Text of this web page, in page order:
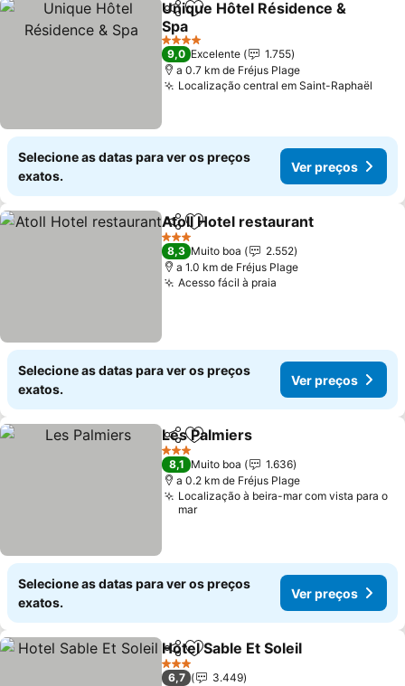
PartilharAdicionar aos favoritos
Unique Hôtel Résidence &
Spa
Ver preços
4 Estrelas
9,0 Excelente
1.755
a 0.7 km de Fréjus Plage
Localização central em Saint-Raphaël
Selecione as datas para ver os preços
exatos.
Ver preços
PartilharAdicionar aos favoritos
Atoll Hotel restaurant
3 Estrelas
8,3 Muito boa
2.552
a 1.0 km de Fréjus Plage
Acesso fácil à praia
Selecione as datas para ver os preços
exatos.
Ver preços
PartilharAdicionar aos favoritos
Les Palmiers
3 Estrelas
8,1 Muito boa
1.636
a 0.2 km de Fréjus Plage
Localização à beira-mar com vista para o
mar
Selecione as datas para ver os preços
exatos.
Ver preços
PartilharAdicionar aos favoritos
Hotel Sable Et Soleil
3 Estrelas
6,7
3.449